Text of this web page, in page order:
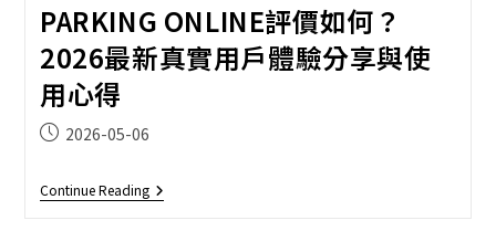
App
也
能
自
款
PARKING ONLINE評價如何？
2026最新真實用戶體驗分享與使
用心得
Post2026-05-06
Continue ReadingPARKING
ONLINE